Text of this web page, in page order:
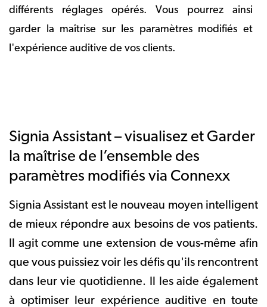
différents réglages opérés. Vous pourrez ainsi
garder la maîtrise sur les paramètres modifiés et
l'expérience auditive de vos clients.
Signia Assistant – visualisez et Garder
la maîtrise de l’ensemble des
paramètres modifiés via Connexx
Signia Assistant est le nouveau moyen intelligent
de mieux répondre aux besoins de vos patients.
Il agit comme une extension de vous-même afin
que vous puissiez voir les défis qu'ils rencontrent
dans leur vie quotidienne. Il les aide également
à optimiser leur expérience auditive en toute